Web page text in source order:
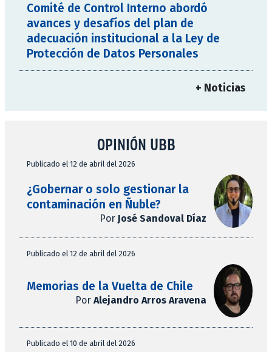
Comité de Control Interno abordó
avances y desafíos del plan de
adecuación institucional a la Ley de
Protección de Datos Personales
+ Noticias
OPINIÓN UBB
Publicado el 12 de abril del 2026
¿Gobernar o solo gestionar la
contaminación en Ñuble?
Por José Sandoval Díaz
Publicado el 12 de abril del 2026
Memorias de la Vuelta de Chile
Por Alejandro Arros Aravena
Publicado el 10 de abril del 2026